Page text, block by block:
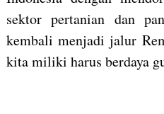
sektor pertanian dan
kembali menjadi jalur
kita miliki harus berdaya